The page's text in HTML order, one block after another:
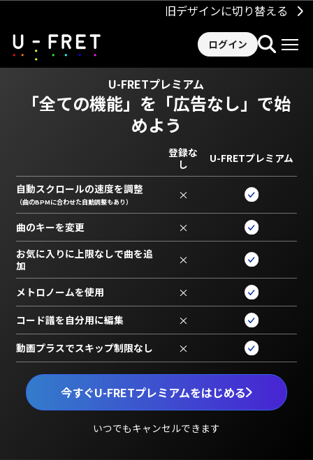
旧デザインに切り替える
ログイン
U-FRETプレミアム
「全ての機能」を 「広告なし」で始
めよう
今すぐU-FRETプレミアムをはじめる
いつでもキャンセルできます
登録な
し
U-FRETプレミアム
自動スクロールの速度を調整
（曲のBPMに合わせた自動調整もあり） ×
曲のキーを変更 ×
お気に入りに上限なしで曲を追
加
×
メトロノームを使用 ×
コード譜を自分用に編集 ×
動画プラスでスキップ制限なし ×